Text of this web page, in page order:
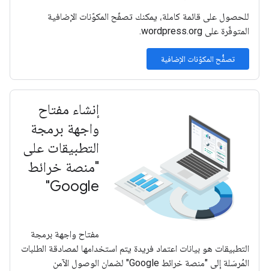
للحصول على قائمة كاملة، يمكنك تصفّح المكوّنات الإضافية
المتوفّرة على wordpress.org.
تصفُّح المكوّنات الإضافية
إنشاء مفتاح
واجهة برمجة
التطبيقات على
"منصة خرائط
Google"
مفتاح واجهة برمجة
التطبيقات هو بيانات اعتماد فريدة يتم استخدامها لمصادقة الطلبات
المُرسَلة إلى "منصة خرائط Google" لضمان الوصول الآمن